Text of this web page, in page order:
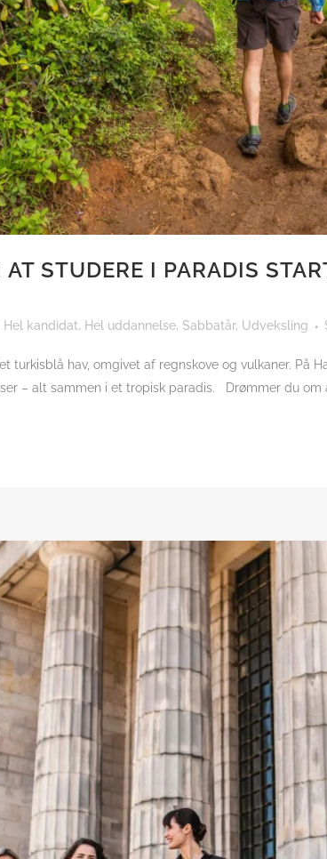
STUDERE I PARADIS
Hel kandidat, Hel uddannelse, Sabbatår, Udveksling
turkisblå hav, omgivet af regnskove og vulkaner. På
– alt sammen i et tropisk paradis. Drømmer du om